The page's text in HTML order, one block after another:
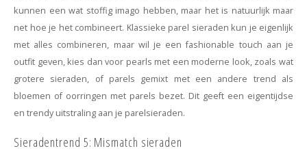
kunnen een wat stoffig imago hebben, maar het is natuurlijk maar
net hoe je het combineert. Klassieke parel sieraden kun je eigenlijk
met alles combineren, maar wil je een fashionable touch aan je
outfit geven, kies dan voor pearls met een moderne look, zoals wat
grotere sieraden, of parels gemixt met een andere trend als
bloemen of oorringen met parels bezet. Dit geeft een eigentijdse
en trendy uitstraling aan je parelsieraden.
Sieradentrend 5: Mismatch sieraden